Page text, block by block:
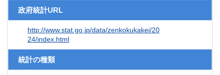
政府統計URL
http://www.stat.go.jp/data/zenkokukakei/20
24/index.html
統計の種類